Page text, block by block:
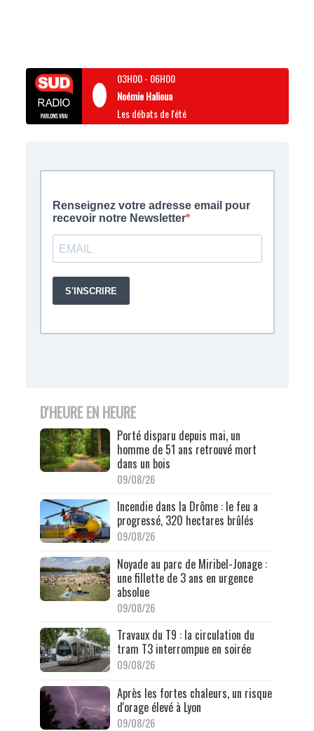
03H00- 06H00
Noémie Halioua
Les débats de l'été
D'HEURE EN HEURE
Porté disparu depuis mai, un
homme de 51 ans retrouvé mort
dans un bois
09/08/26
Incendie dans la Drôme : le feu a
progressé, 320 hectares brûlés
09/08/26
Noyade au parc de Miribel-Jonage :
une fillette de 3 ans en urgence
absolue
09/08/26
Travaux du T9 : la circulation du
tram T3 interrompue en soirée
09/08/26
Après les fortes chaleurs, un risque
d'orage élevé à Lyon
09/08/26